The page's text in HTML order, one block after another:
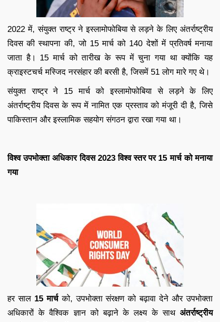
2022 में, संयुक्त राष्ट्र ने इस्लामोफोबिया से लड़ने के लिए अंतर्राष्ट्रीय
दिवस की स्थापना की, जो 15 मार्च को 140 देशों में प्रतिवर्ष मनाया
जाता है। 15 मार्च को तारीख के रूप में चुना गया था क्योंकि यह
क्राइस्टचर्च मस्जिद नरसंहार की बरसी है, जिसमें 51 लोग मारे गए थे।
संयुक्त राष्ट्र ने 15 मार्च को इस्लामोफोबिया से लड़ने के लिए
अंतर्राष्ट्रीय दिवस के रूप में नामित एक प्रस्ताव को मंजूरी दी है, जिसे
पाकिस्तान और इस्लामिक सहयोग संगठन द्वारा रखा गया था।
विश्व उपभोक्ता अधिकार दिवस 2023 विश्व स्तर पर 15 मार्च को मनाया
गया
हर साल 15 मार्चको, उपभोक्ता संरक्षण को बढ़ावा देने और उपभोक्ता
अधिकारों के वैश्विक ज्ञान को बढ़ाने के लक्ष्य के साथ अंतर्राष्ट्रीय